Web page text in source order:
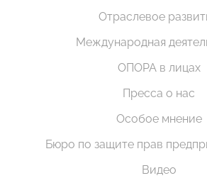
Отраслевое
Международная
ОПОРА в лицах
Пресса о нас
Особое мнение
Бюро по защите прав
Видео